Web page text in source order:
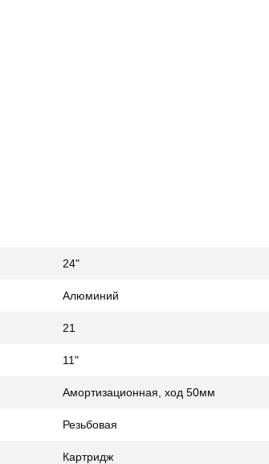
24"
Алюминий
21
11"
Амортизационная, ход 50мм
Резьбовая
Картридж